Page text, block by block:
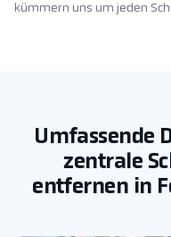
kümmern uns um jeden
Umfassende
zentrale
entfernen in